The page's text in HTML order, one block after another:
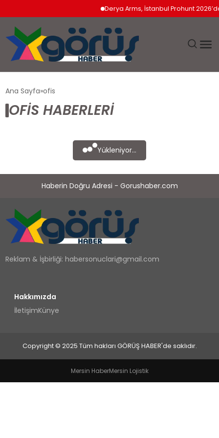
Derya Arms, İstanbul Prohunt
EKONOMI
SPOR
TEKNOLOJI
YAŞAM
Ana Sayfa ofis
OFIS HABERLERI
Yükleniyor...
Haberin Doğru Adresi - Gorushaber.com
Reklam & İşbirliği:habersonuclari@gmail.com
Hakkımızda
İletişimKünye
Copyright © 2025 Tüm hakları GÖRÜŞ HABER'de saklıdır.
Mersin HaberMersin Lojistik